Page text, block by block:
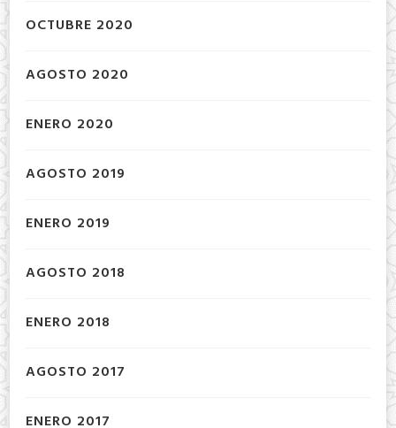
OCTUBRE 2020
AGOSTO 2020
ENERO 2020
AGOSTO 2019
ENERO 2019
AGOSTO 2018
ENERO 2018
AGOSTO 2017
ENERO 2017